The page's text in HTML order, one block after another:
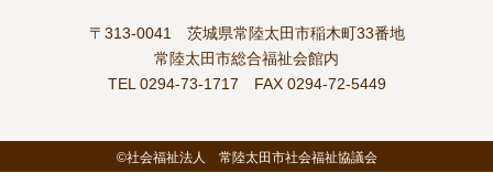
〒313-0041 茨城県常陸太田市稲木町33番地
常陸太田市総合福祉会館内
TEL 0294-73-1717
FAX 0294-72-5449
©社会福祉法人 常陸太田市社会福祉協議会